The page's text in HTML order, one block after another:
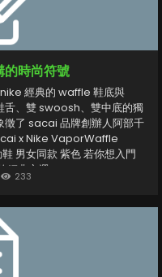
時尚符號
經典的 waffle 鞋底與
、雙 swoosh、雙中底的獨
徵了 sacai 品牌創辦人阿部千
x Nike VaporWaffle
男女同款 紫色 若你想入門
典之選。 nike sacai
ldwaffle 的雙層美學，
推進力，同時保留 sacai 招
來感。其中最受矚目的配色
233